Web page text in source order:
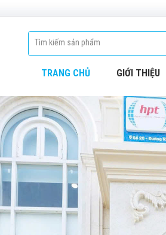
TRANG CHỦ GIỚI THIỆU